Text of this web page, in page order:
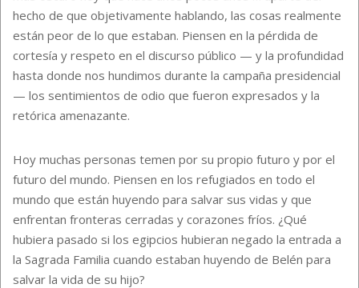
hecho de que objetivamente hablando, las cosas realmente
están peor de lo que estaban. Piensen en la pérdida de
cortesía y respeto en el discurso público — y la profundidad
hasta donde nos hundimos durante la campaña presidencial
— los sentimientos de odio que fueron expresados y la
retórica amenazante.
Hoy muchas personas temen por su propio futuro y por el
futuro del mundo. Piensen en los refugiados en todo el
mundo que están huyendo para salvar sus vidas y que
enfrentan fronteras cerradas y corazones fríos. ¿Qué
hubiera pasado si los egipcios hubieran negado la entrada a
la Sagrada Familia cuando estaban huyendo de Belén para
salvar la vida de su hijo?